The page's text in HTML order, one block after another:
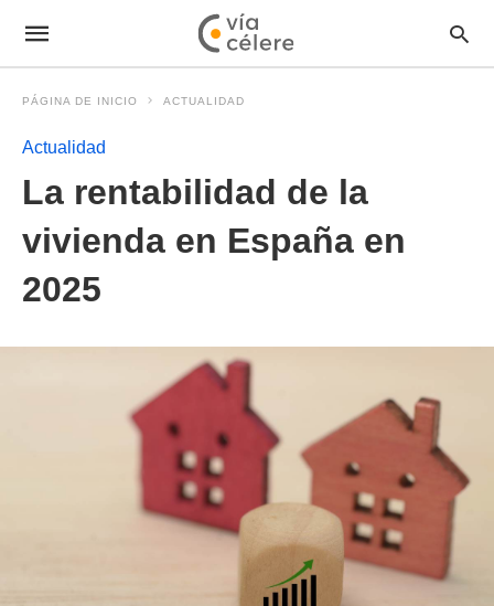
PÁGINA DE INICIO ACTUALIDAD
Actualidad
La rentabilidad de la
vivienda en España en
2025